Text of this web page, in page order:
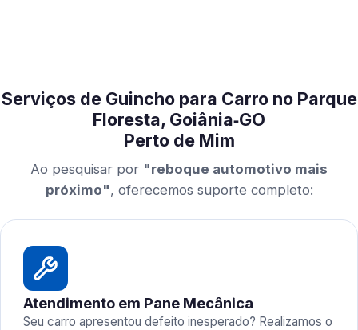
Serviços de Guincho para Carro no Parque
Floresta, Goiânia‑GO
Perto de Mim
Ao pesquisar por "reboque automotivo mais
próximo", oferecemos suporte completo:
Atendimento em Pane Mecânica
Seu carro apresentou defeito inesperado? Realizamos o